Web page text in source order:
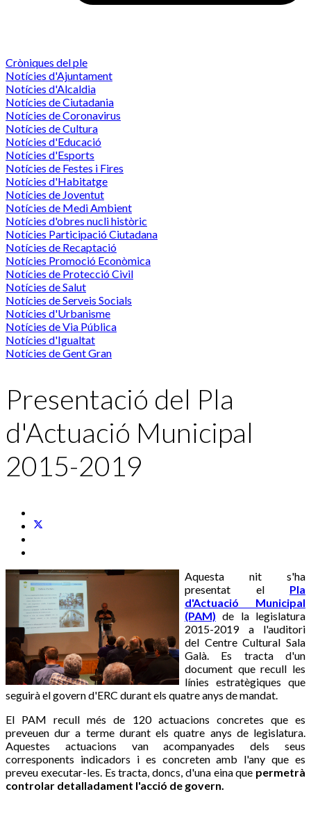
Cròniques del ple
Notícies d'Ajuntament
Notícies d'Alcaldia
Notícies de Ciutadania
Notícies de Coronavirus
Notícies de Cultura
Notícies d'Educació
Notícies d'Esports
Notícies de Festes i Fires
Notícies d'Habitatge
Notícies de Joventut
Notícies de Medi Ambient
Notícies d'obres nucli històric
Notícies Participació Ciutadana
Notícies de Recaptació
Notícies Promoció Econòmica
Notícies de Protecció Civil
Notícies de Salut
Notícies de Serveis Socials
Notícies d'Urbanisme
Notícies de Via Pública
Notícies d'Igualtat
Notícies de Gent Gran
Presentació del Pla
d'Actuació Municipal
2015-2019
Aquesta nit s'ha
presentat el Pla
d'Actuació Municipal
(PAM) de la legislatura
2015-2019 a l'auditori
del Centre Cultural Sala
Galà. Es tracta d'un
document que recull les
línies estratègiques que
seguirà el govern d'ERC durant els quatre anys de mandat.
El PAM recull més de 120 actuacions concretes que es
preveuen dur a terme durant els quatre anys de legislatura.
Aquestes actuacions van acompanyades dels seus
corresponents indicadors i es concreten amb l'any que es
preveu executar-les. Es tracta, doncs, d'una eina que permetrà
controlar detalladament l'acció de govern.